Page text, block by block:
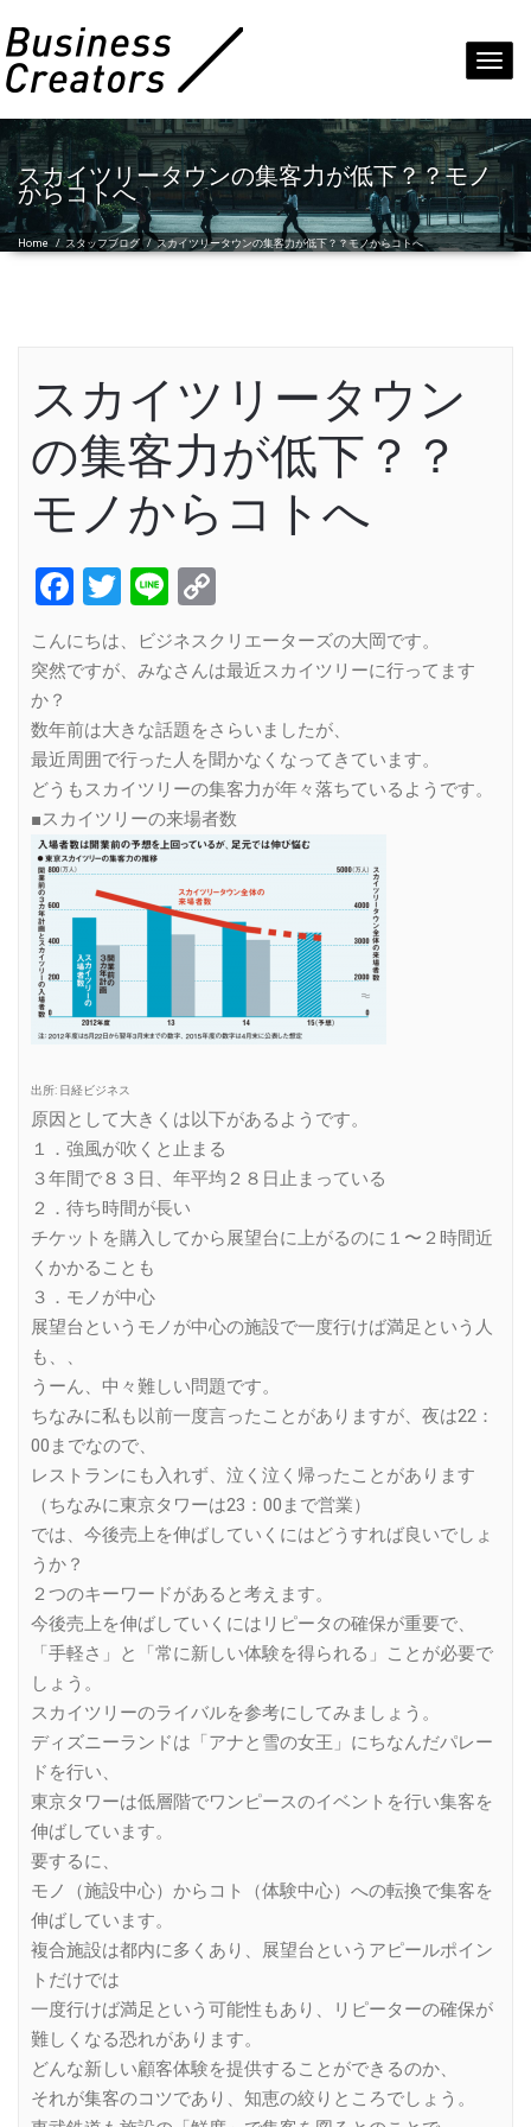
スカイツリータウンの集客力が低下？？モノ
からコトへ
Home / スタッフブログ /スカイツリータウンの集客力が低下？？モノからコトへ
スカイツリータウン
の集客力が低下？？
モノからコトへ
Facebook
Twitter
Line
Link
こんにちは、ビジネスクリエーターズの大岡です。
突然ですが、みなさんは最近スカイツリーに行ってます
か？
数年前は大きな話題をさらいましたが、
最近周囲で行った人を聞かなくなってきています。
どうもスカイツリーの集客力が年々落ちているようです。
■スカイツリーの来場者数
出所: 日経ビジネス
原因として大きくは以下があるようです。
１．強風が吹くと止まる
３年間で８３日、年平均２８日止まっている
２．待ち時間が長い
チケットを購入してから展望台に上がるのに１〜２時間近
くかかることも
３．モノが中心
展望台というモノが中心の施設で一度行けば満足という人
も、、
うーん、中々難しい問題です。
ちなみに私も以前一度言ったことがありますが、夜は22：
00までなので、
レストランにも入れず、泣く泣く帰ったことがあります
（ちなみに東京タワーは23：00まで営業）
では、今後売上を伸ばしていくにはどうすれば良いでしょ
うか？
２つのキーワードがあると考えます。
今後売上を伸ばしていくにはリピータの確保が重要で、
「手軽さ」と「常に新しい体験を得られる」ことが必要で
しょう。
スカイツリーのライバルを参考にしてみましょう。
ディズニーランドは「アナと雪の女王」にちなんだパレー
ドを行い、
東京タワーは低層階でワンピースのイベントを行い集客を
伸ばしています。
要するに、
モノ（施設中心）からコト（体験中心）への転換で集客を
伸ばしています。
複合施設は都内に多くあり、展望台というアピールポイン
トだけでは
一度行けば満足という可能性もあり、リピーターの確保が
難しくなる恐れがあります。
どんな新しい顧客体験を提供することができるのか、
それが集客のコツであり、知恵の絞りところでしょう。